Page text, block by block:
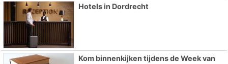
Hotels in Dordrecht
Kom binnenkijken tijdens de Week van